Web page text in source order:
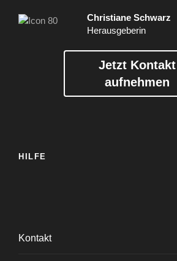
Christiane Schwarz
Herausgeberin
Jetzt Kontakt
aufnehmen
HILFE
Kontakt